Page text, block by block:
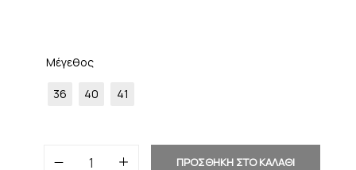
Μέγεθος
36 40 41
ΠΡΟΣΘΗΚΗ ΣΤΟ ΚΑΛΑΘΙ